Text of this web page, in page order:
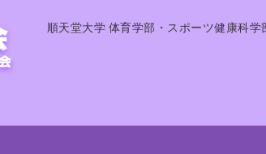
順天堂大学 体育学部・スポーツ健康科学